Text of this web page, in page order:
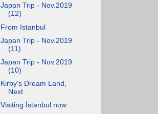
Japan Trip - Nov.2019
(12)
From Istanbul
Japan Trip - Nov.2019
(11)
Japan Trip - Nov.2019
(10)
Kirby's Dream Land,
Next
Visiting İstanbul now